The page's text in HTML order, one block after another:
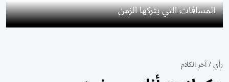
المسافات التي يتركها الزمن
رأي/آخر الكلام